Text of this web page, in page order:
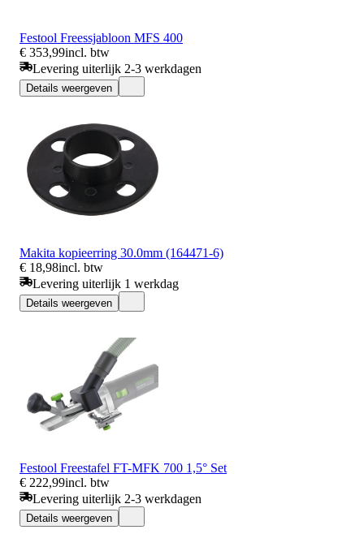
Festool Freessjabloon MFS 400
€ 353,99incl. btw
Levering uiterlijk 2-3 werkdagen
Details weergeven
Makita kopieerring 30.0mm (164471-6)
€ 18,98incl. btw
Levering uiterlijk 1 werkdag
Details weergeven
Festool Freestafel FT-MFK 700 1,5° Set
€ 222,99incl. btw
Levering uiterlijk 2-3 werkdagen
Details weergeven